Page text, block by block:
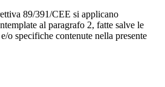
89/391/CEE si applicano
al paragrafo 2, fatte salve le
o specifiche contenute nella presente